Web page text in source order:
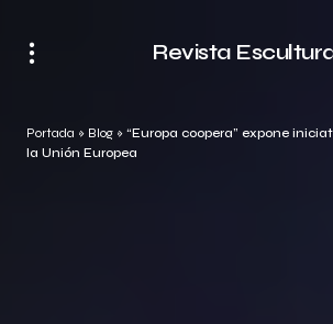
Revista
Portada » Blog » “Europa coopera” expone
la Unión Europea